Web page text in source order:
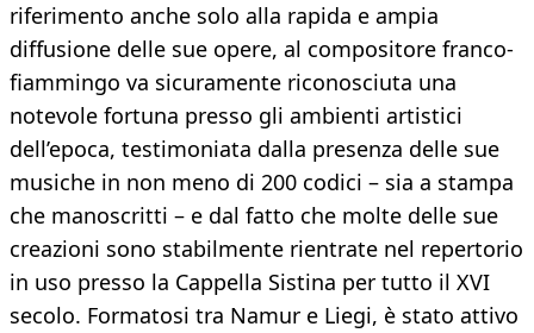
riferimento anche solo alla rapida e ampia
diffusione delle sue opere, al compositore franco-
fiammingo va sicuramente riconosciuta una
notevole fortuna presso gli ambienti artistici
dell’epoca, testimoniata dalla presenza delle sue
musiche in non meno di 200 codici – sia a stampa
che manoscritti – e dal fatto che molte delle sue
creazioni sono stabilmente rientrate nel repertorio
in uso presso la Cappella Sistina per tutto il XVI
secolo. Formatosi tra Namur e Liegi, è stato attivo